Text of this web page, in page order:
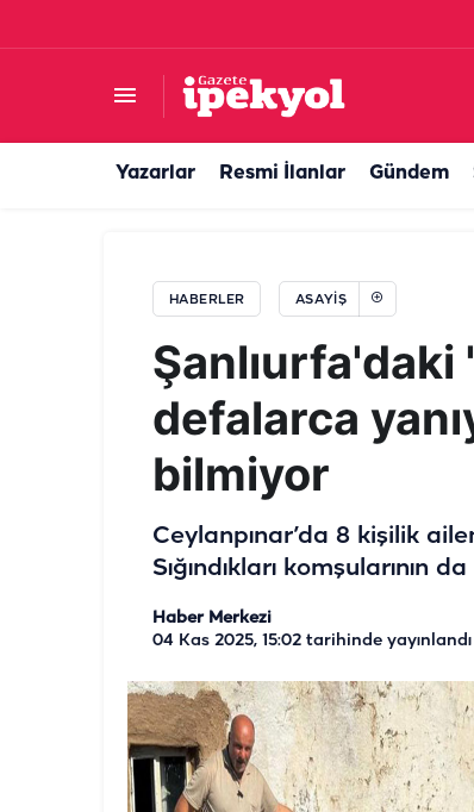
Yazarlar Resmi İlanlar Gündem
HABERLER ASAYIŞ
defalarca
bilmiyor
Ceylanpınar’da 8 kişilik
Sığındıkları komşularının
Haber Merkezi
04 Kas 2025, 15:02 tarihinde yayınlandı